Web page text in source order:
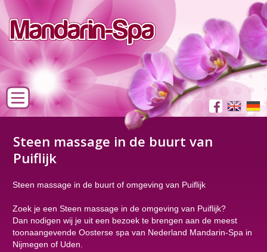
Steen massage in de buurt van
Puiflijk
Steen massage in de buurt of omgeving van Puiflijk
Zoek je een Steen massage in de omgeving van Puiflijk?
Dan nodigen wij je uit een bezoek te brengen aan de meest
toonaangevende Oosterse spa van Nederland Mandarin-Spa in
Nijmegen of Uden.